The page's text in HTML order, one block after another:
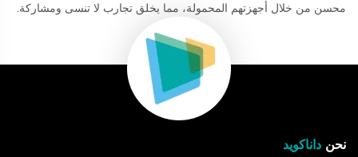
محسن من خلال أجهزتهم المحمولة، مما يخلق تجارب لا تنسى ومشاركة.
نحن داناكويد